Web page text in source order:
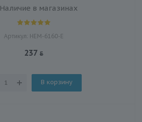
Наличие в магазинах
Артикул: HEM-6160-E
237
В корзину